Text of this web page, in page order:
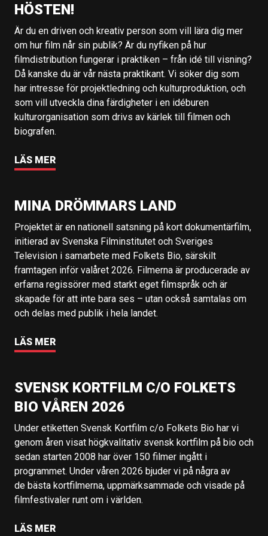
HÖSTEN!
Är du en driven och kreativ person som vill lära dig mer
om hur film når sin publik? Är du nyfiken på hur
filmdistribution fungerar i praktiken – från idé till visning?
Då kanske du är vår nästa praktikant. Vi söker dig som
har intresse för projektledning och kulturproduktion, och
som vill utveckla dina färdigheter i en idéburen
kulturorganisation som drivs av kärlek till filmen och
biografen.
LÄS MER
MINA DRÖMMARS LAND
Projektet är en nationell satsning på kort dokumentärfilm,
initierad av Svenska Filminstitutet och Sveriges
Television i samarbete med Folkets Bio, särskilt
framtagen inför valåret 2026. Filmerna är producerade av
erfarna regissörer med starkt eget filmspråk och är
skapade för att inte bara ses – utan också samtalas om
och delas med publik i hela landet.
LÄS MER
SVENSK KORTFILM C/O FOLKETS
BIO VÅREN 2026
Under etiketten Svensk Kortfilm c/o Folkets Bio har vi
genom åren visat högkvalitativ svensk kortfilm på bio och
sedan starten 2008 har över 150 filmer ingått i
programmet. Under våren 2026 bjuder vi på några av
de bästa kortfilmerna, uppmärksammade och visade på
filmfestivaler runt om i världen.
LÄS MER